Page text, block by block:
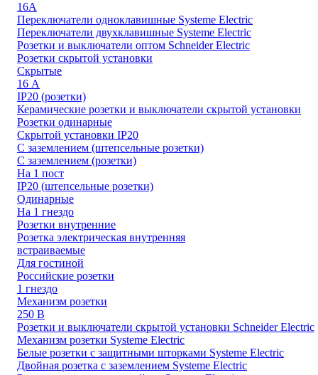
16А
Переключатели одноклавишные Systeme Electric
Переключатели двухклавишные Systeme Electric
Розетки и выключатели оптом Schneider Electric
Розетки скрытой установки
Скрытые
16 А
IP20 (розетки)
Керамические розетки и выключатели скрытой установки
Розетки одинарные
Скрытой установки IP20
С заземлением (штепсельные розетки)
С заземлением (розетки)
На 1 пост
IP20 (штепсельные розетки)
Одинарные
На 1 гнездо
Розетки внутренние
Розетка электрическая внутренняя
встраиваемые
Для гостиной
Российские розетки
1 гнездо
Механизм розетки
250 В
Розетки и выключатели скрытой установки Schneider Electric
Механизм розетки Systeme Electric
Белые розетки с защитными шторками Systeme Electric
Двойная розетка с заземлением Systeme Electric